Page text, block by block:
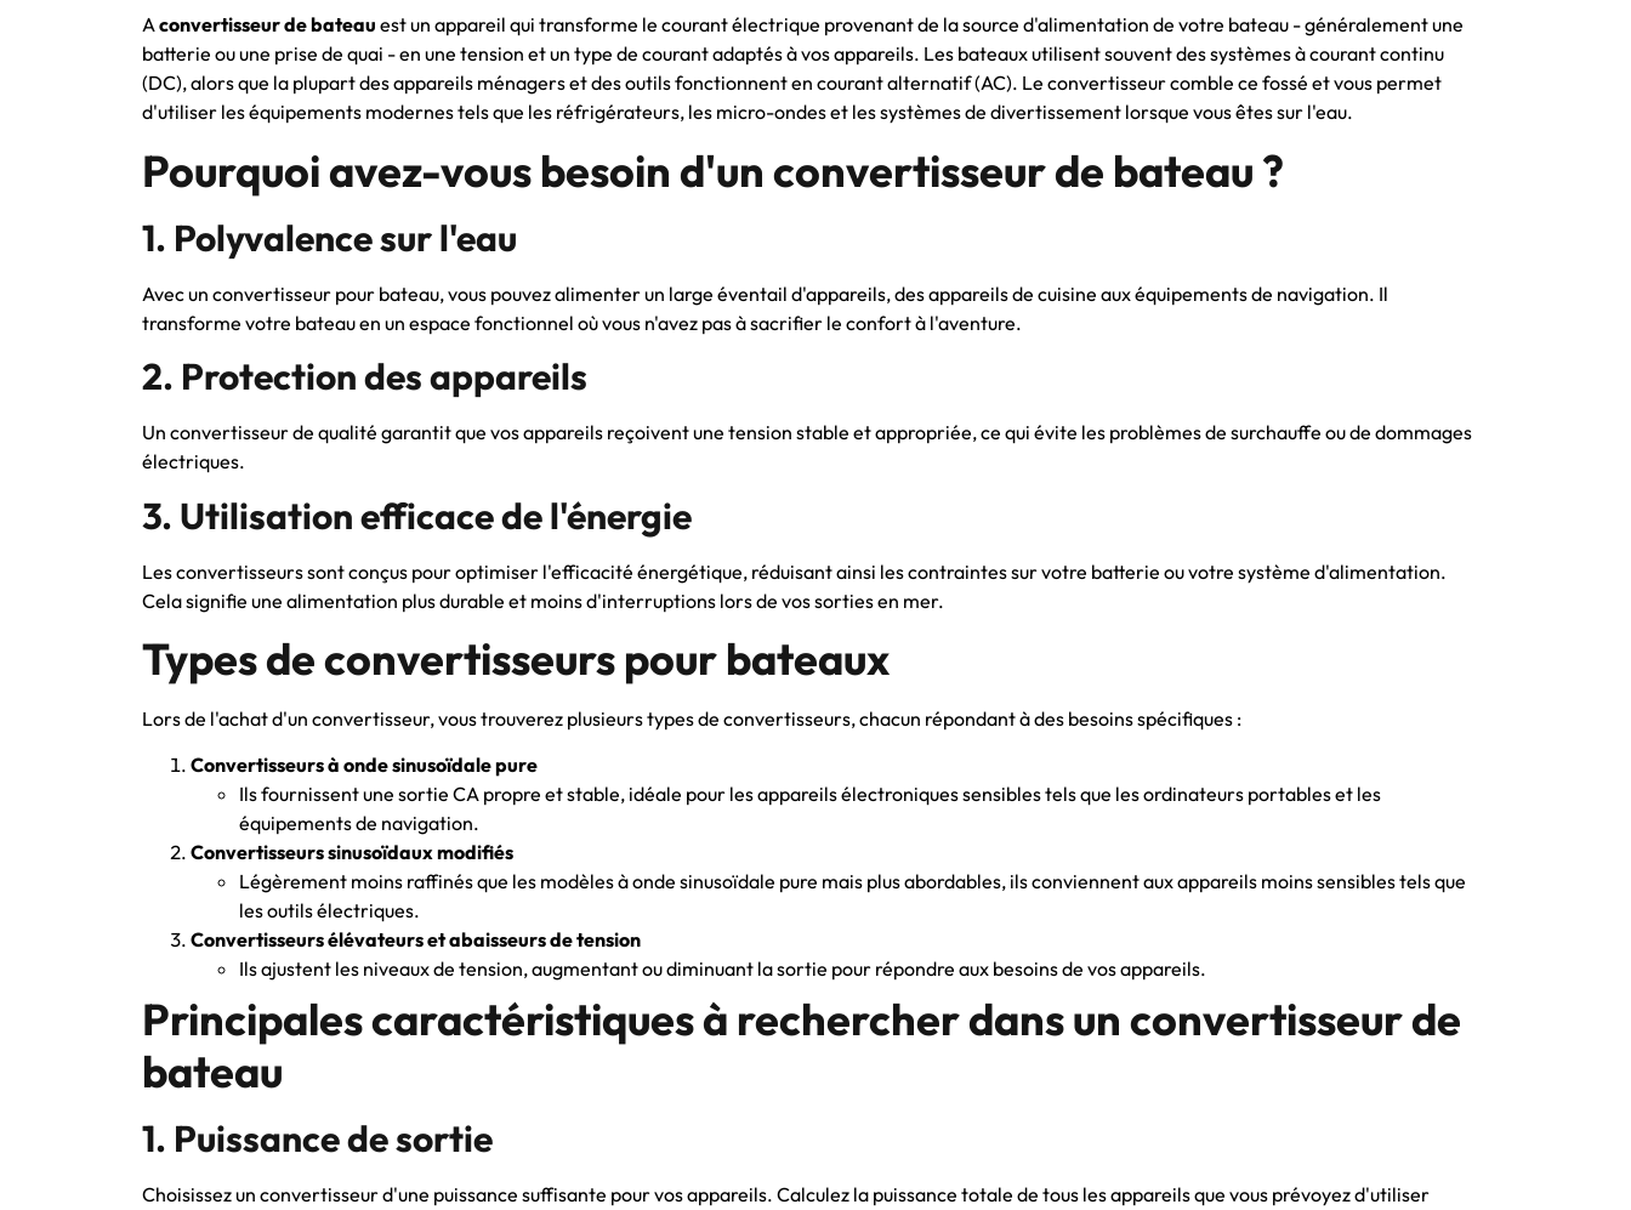
Aconvertisseur de bateau est un appareil qui transforme le courant électrique provenant de la source d'alimentation de votre bateau - généralement une
batterie ou une prise de quai - en une tension et un type de courant adaptés à vos appareils. Les bateaux utilisent souvent des systèmes à courant continu
(DC), alors que la plupart des appareils ménagers et des outils fonctionnent en courant alternatif (AC). Le convertisseur comble ce fossé et vous permet
d'utiliser les équipements modernes tels que les réfrigérateurs, les micro-ondes et les systèmes de divertissement lorsque vous êtes sur l'eau.
Pourquoi avez-vous besoin d'un convertisseur de bateau ?
1. Polyvalence sur l'eau
Avec un convertisseur pour bateau, vous pouvez alimenter un large éventail d'appareils, des appareils de cuisine aux équipements de navigation. Il
transforme votre bateau en un espace fonctionnel où vous n'avez pas à sacrifier le confort à l'aventure.
2. Protection des appareils
Un convertisseur de qualité garantit que vos appareils reçoivent une tension stable et appropriée, ce qui évite les problèmes de surchauffe ou de dommages
électriques.
3. Utilisation efficace de l'énergie
Les convertisseurs sont conçus pour optimiser l'efficacité énergétique, réduisant ainsi les contraintes sur votre batterie ou votre système d'alimentation.
Cela signifie une alimentation plus durable et moins d'interruptions lors de vos sorties en mer.
Types de convertisseurs pour bateaux
Lors de l'achat d'un convertisseur, vous trouverez plusieurs types de convertisseurs, chacun répondant à des besoins spécifiques :
Convertisseurs à onde sinusoïdale pure
Ils fournissent une sortie CA propre et stable, idéale pour les appareils électroniques sensibles tels que les ordinateurs portables et les
équipements de navigation.
Convertisseurs sinusoïdaux modifiés
Légèrement moins raffinés que les modèles à onde sinusoïdale pure mais plus abordables, ils conviennent aux appareils moins sensibles tels que
les outils électriques.
Convertisseurs élévateurs et abaisseurs de tension
Ils ajustent les niveaux de tension, augmentant ou diminuant la sortie pour répondre aux besoins de vos appareils.
Principales caractéristiques à rechercher dans un convertisseur de
bateau
1. Puissance de sortie
Choisissez un convertisseur d'une puissance suffisante pour vos appareils. Calculez la puissance totale de tous les appareils que vous prévoyez d'utiliser